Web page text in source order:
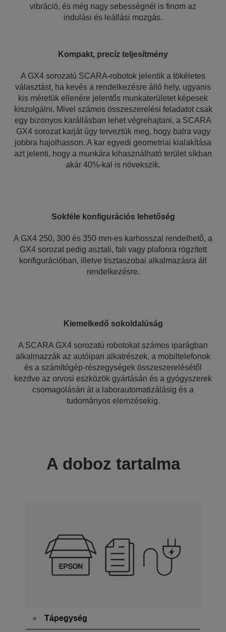
vibráció, és még nagy sebességnél is finom az
indulási és leállási mozgás.
Kompakt, precíz teljesítmény
A GX4 sorozatú SCARA-robotok jelentik a tökéletes
választást, ha kevés a rendelkezésre álló hely, ugyanis
kis méretük ellenére jelentős munkaterületet képesek
kiszolgálni. Mivel számos összeszerelési feladatot csak
egy bizonyos karállásban lehet végrehajtani, a SCARA
GX4 sorozat karját úgy terveztük meg, hogy balra vagy
jobbra hajolhasson. A kar egyedi geometriai kialakítása
azt jelenti, hogy a munkára kihasználható terület síkban
akár 40%-kal is növekszik.
Sokféle konfigurációs lehetőség
A GX4 250, 300 és 350 mm-es karhosszal rendelhető, a
GX4 sorozat pedig asztali, fali vagy plafonra rögzített
konfigurációban, illetve tisztaszobai alkalmazásra áll
rendelkezésre.
Kiemelkedő sokoldalúság
A SCARA GX4 sorozatú robotokat számos iparágban
alkalmazzák az autóipari alkatrészek, a mobiltelefonok
és a számítógép-részegységek összeszerelésétől
kezdve az orvosi eszközök gyártásán és a gyógyszerek
csomagolásán át a laborautomatizálásig és a
tudományos elemzésekig.
A doboz tartalma
Tápegység